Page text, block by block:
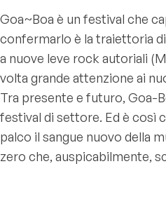
Goa~Boa è un festival che
confermarlo è la traiettoria
a nuove leve rock autoriali
volta grande attenzione ai
Tra presente e futuro, Goa-
festival di settore. Ed è così
palco il sangue nuovo della
zero che, auspicabilmente,